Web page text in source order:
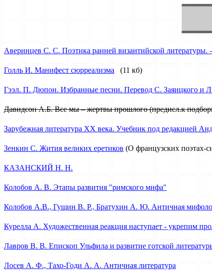
Аверинцев С. С. Поэтика ранней византийской литературы.
Голль И. Манифест сюрреализма (11 кб)
Гээл. П. Дюпон. Избранные песни. Перевод С. Заяицкого и
Давидсон А.Б. Все мы – жертвы прошлого (предисл.к
Зарубежная литература XX века. Учебник под редакцией
Зенкин С. Жития великих еретиков (О французских поэтах-
КАЗАНСКИЙ Н. Н.
Колобов А. В. Этапы развития "римского мифа"
Колобов А.В., Гущин В. Р., Братухин А. Ю. Античная
Курелла А. Художественная реакция наступает - укрепим
Лавров В. В. Епископ Ульфила и развитие готской
Лосев А. Ф., Тахо-Годи А. А. Античная литература